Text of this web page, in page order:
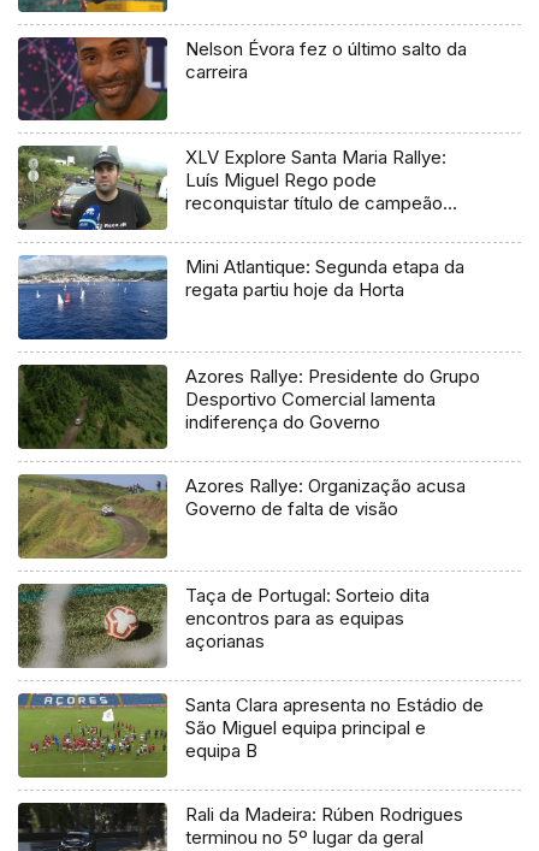
Nelson Évora fez o último salto da
carreira
XLV Explore Santa Maria Rallye:
Luís Miguel Rego pode
reconquistar título de campeão
Mini Atlantique: Segunda etapa da
regata partiu hoje da Horta
Azores Rallye: Presidente do Grupo
Desportivo Comercial lamenta
indiferença do Governo
Azores Rallye: Organização acusa
Governo de falta de visão
Taça de Portugal: Sorteio dita
encontros para as equipas
açorianas
Santa Clara apresenta no Estádio de
São Miguel equipa principal e
equipa B
Rali da Madeira: Rúben Rodrigues
terminou no 5º lugar da geral